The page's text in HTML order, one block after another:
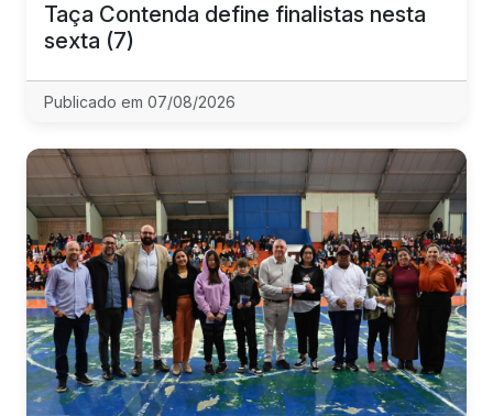
Taça Contenda define finalistas nesta
sexta (7)
Publicado em 07/08/2026